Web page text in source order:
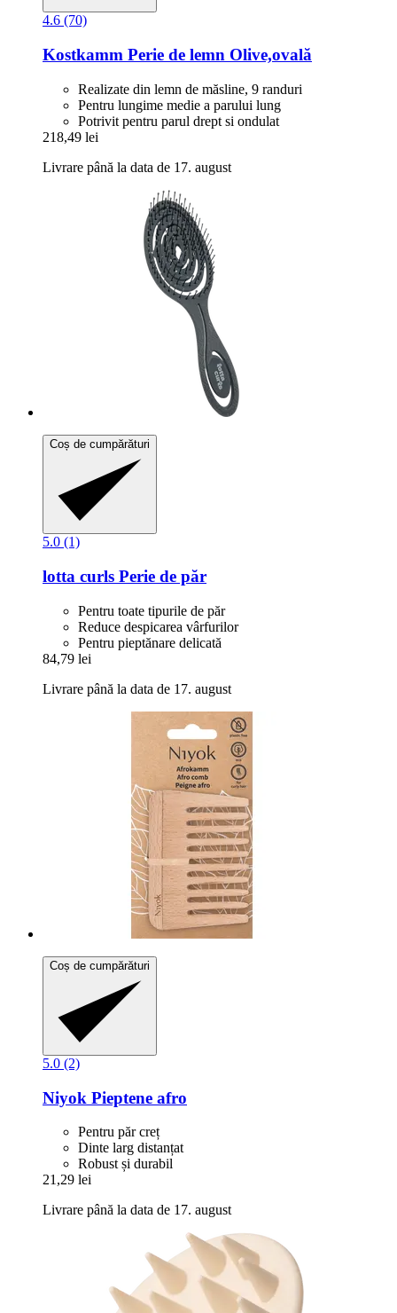
4.6 (70)
Kostkamm Perie de lemn Olive,ovală
Realizate din lemn de măsline, 9 randuri
Pentru lungime medie a parului lung
Potrivit pentru parul drept si ondulat
218,49 lei
Livrare până la data de 17. august
Coș de cumpărături
5.0 (1)
lotta curls Perie de păr
Pentru toate tipurile de păr
Reduce despicarea vârfurilor
Pentru pieptănare delicată
84,79 lei
Livrare până la data de 17. august
Coș de cumpărături
5.0 (2)
Niyok Pieptene afro
Pentru păr creț
Dinte larg distanțat
Robust și durabil
21,29 lei
Livrare până la data de 17. august